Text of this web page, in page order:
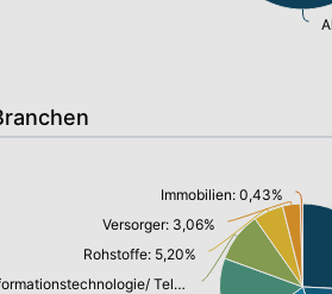
Informationstechnologie/ Telekommunikation: 8,65%
Rohstoffe: 5,20%
Versorger: 3,06%
Immobilien: 0,43%